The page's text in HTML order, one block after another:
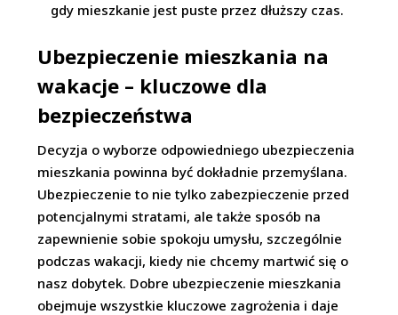
gdy mieszkanie jest puste przez dłuższy czas.
Ubezpieczenie mieszkania na
wakacje – kluczowe dla
bezpieczeństwa
Decyzja o wyborze odpowiedniego ubezpieczenia
mieszkania powinna być dokładnie przemyślana.
Ubezpieczenie to nie tylko zabezpieczenie przed
potencjalnymi stratami, ale także sposób na
zapewnienie sobie spokoju umysłu, szczególnie
podczas wakacji, kiedy nie chcemy martwić się o
nasz dobytek. Dobre ubezpieczenie mieszkania
obejmuje wszystkie kluczowe zagrożenia i daje